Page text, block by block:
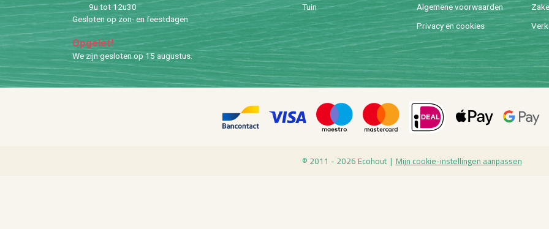
9u tot 12u30
Ge­slo­ten op zon- en feest­da­gen
Op­ge­let!
We zijn ge­slo­ten op 15 au­gus­tus.
Tuin
Al­ge­me­ne voor­waar­den
Pri­va­cy en coo­kies
© 2011 - 2026 Eco­hout |Mijn coo­kie-in­stel­lin­gen aan­pas­sen